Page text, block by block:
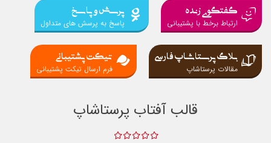
گفتگوی زنده
ارتباط برخط با پشتیبانی
پرسش و پاسخ
پاسخ به پرسش های متداول
بلاگ پرستاشاپ فارسی
مقالات پرستاشاپ
تیکت پشتیبانی
فرم ارسال تیکت پشتیبانی
قالب آفتاب پرستاشاپ